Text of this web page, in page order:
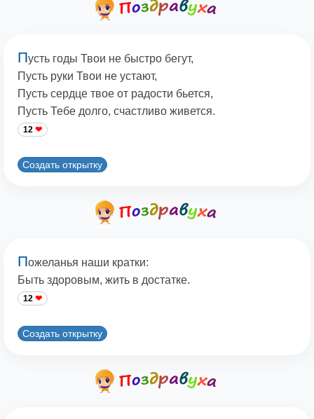
Пусть годы Твои не быстро бегут,
Пусть руки Твои не устают,
Пусть сердце твое от радости бьется,
Пусть Тебе долго, счастливо живется.
12
Создать открытку
Пожеланья наши кратки:
Быть здоровым, жить в достатке.
12
Создать открытку